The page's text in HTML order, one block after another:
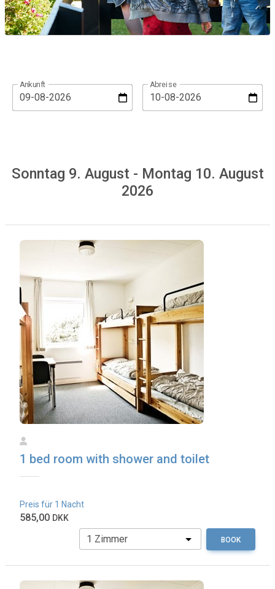
Ankunft Abreise
Sonntag 9. August - Montag 10. August
2026
1 bed room with shower and toilet
Preis für 1 Nacht
585,00 DKK
BOOK